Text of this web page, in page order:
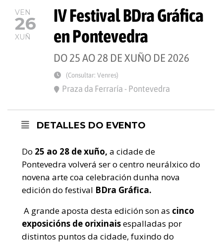
VEN
26
XUÑ
IV Festival BDra Gráfica
en Pontevedra
DO 25 AO 28 DE XUÑO DE 2026
(Consultar: Venres)
Praza da Ferraría - Pontevedra
DETALLES DO EVENTO
Do 25 ao 28 de xuño, a cidade de
Pontevedra volverá ser o centro neurálxico do
novena arte coa celebración dunha nova
edición do festival BDra Gráfica.
A grande aposta desta edición son as cinco
exposicións de orixinaisespalladas por
distintos puntos da cidade, fuxindo do